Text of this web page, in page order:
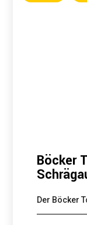
Böcker
Der Böcker